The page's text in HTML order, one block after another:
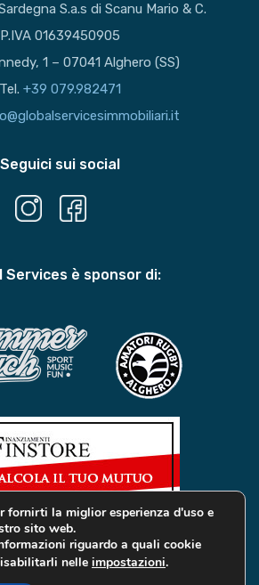
S.a.s di Scanu Mario & C.
P.IVA 01639450905
1 – 07041 Alghero (SS)
Tel. +39 079.982471
Seguici sui social
Services è sponsor di:
Immobiliari | All rights reserved |
fornirti la miglior esperienza d'uso e
sito web.
riguardo a quali cookie
nelle impostazioni.